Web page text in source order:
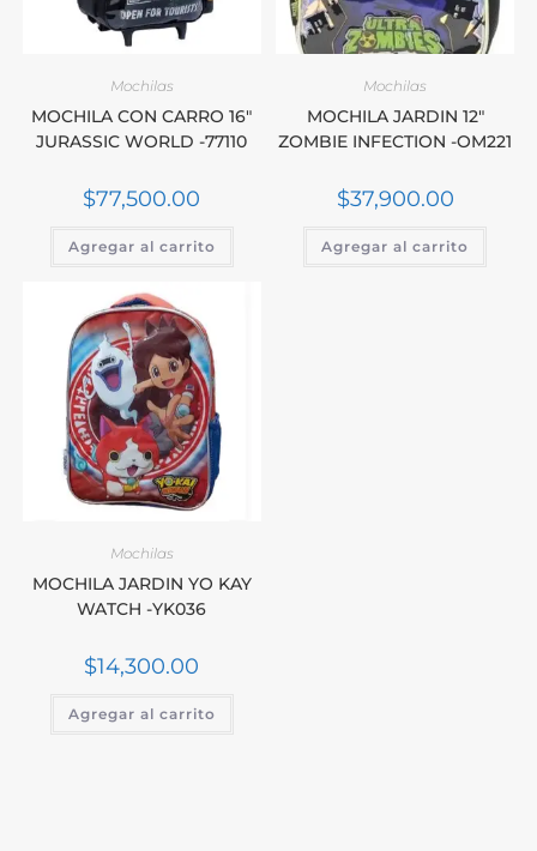
Mochilas
MOCHILA CON CARRO 16″
JURASSIC WORLD -77110
$77,500.00
Agregar al carrito
Mochilas
MOCHILA JARDIN 12″
ZOMBIE INFECTION -OM221
$37,900.00
Agregar al carrito
Mochilas
MOCHILA JARDIN YO KAY
WATCH -YK036
$14,300.00
Agregar al carrito